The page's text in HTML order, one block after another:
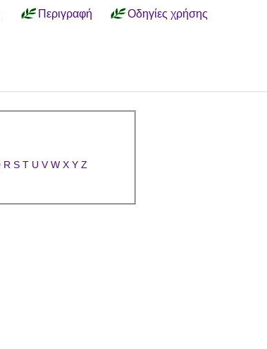
Περιγραφή Οδηγίες χρήσης
R S T U V W X Y Z